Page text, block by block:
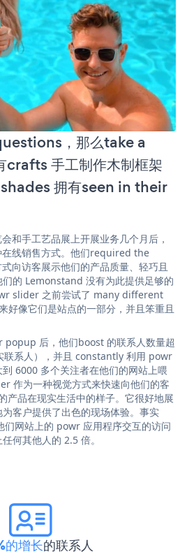
，那么take a
手工制作木制框架
拥有seen in their
和手工艺品展上开展业务几个月后，
线销售方式。他们required the
向访客展示他们的产品质量、轻巧且
的 Lemonstand 没有为此提供足够的
slider 之前尝试了 many different
好像它们是站点的一部分，并且笨重且
后，他们boost 的联系人数量超
联系人），并且 constantly 利用 powr
6000 多个关注者在他们的网站上喂
作为一种视觉方式来快速向他们的客
品在现实生活中的样子。它很好地展
客户提供了出色的现场体验。事实
网站上的 powr 应用程序交互的访问
何其他人的 2.5 倍。
增长的联系人